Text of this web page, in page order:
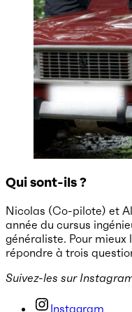
Qui sont-ils ?
Nicolas (Co-pilote) et
année du cursus
généraliste. Pour
répondre à trois
Suivez-les sur
Instagram